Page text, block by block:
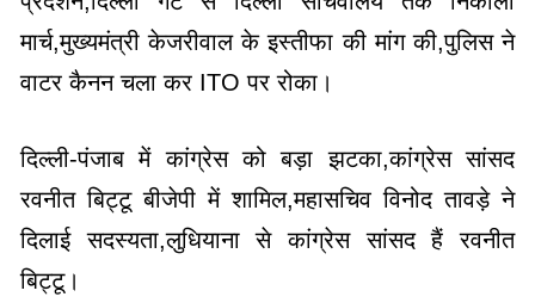
मार्च,मुख्यमंत्री केजरीवाल के इस्तीफा की मांग की,पुलिस ने
वाटर कैनन चला कर ITO पर रोका।
दिल्ली-पंजाब में कांग्रेस को बड़ा झटका,कांग्रेस सांसद
रवनीत बिट्टू बीजेपी में शामिल,महासचिव विनोद तावड़े ने
दिलाई सदस्यता,लुधियाना से कांग्रेस सांसद हैं रवनीत
बिट्टू।